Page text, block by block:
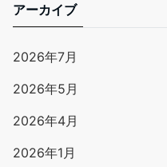
アーカイブ
2026年7月
2026年5月
2026年4月
2026年1月